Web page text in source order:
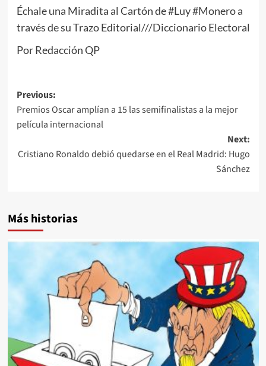
Échale una Miradita al Cartón de #Luy #Monero a
través de su Trazo Editorial///Diccionario Electoral
Por Redacción QP
Post
navigation
Previous:
Premios Oscar amplían a 15 las semifinalistas a la mejor
película internacional
Next:
Cristiano Ronaldo debió quedarse en el Real Madrid: Hugo
Sánchez
Más historias